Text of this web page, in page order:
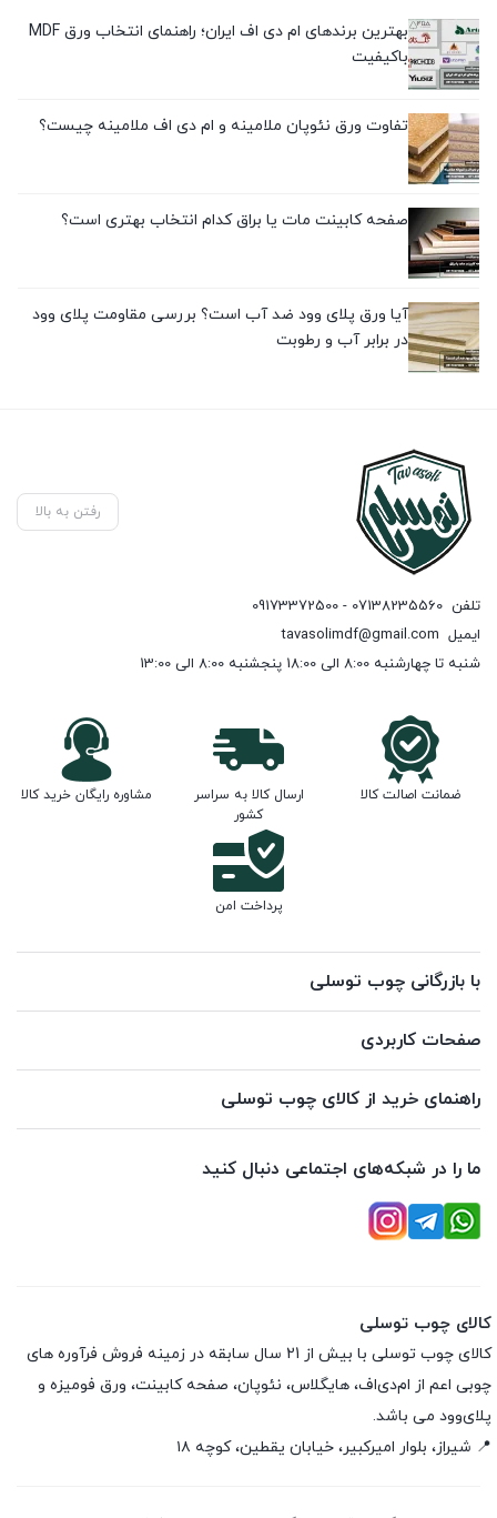
بهترین برندهای ام دی اف ایران؛ راهنمای انتخاب ورق MDF
باکیفیت
تفاوت ورق نئوپان ملامینه و ام دی اف ملامینه چیست؟
صفحه کابینت مات یا براق کدام انتخاب بهتری است؟
آیا ورق پلای وود ضد آب است؟ بررسی مقاومت پلای وود
در برابر آب و رطوبت
رفتن به بالا
تلفن 07138235560 - 09173372500
ایمیل tavasolimdf@gmail.com
شنبه تا چهارشنبه 8:00 الی 18:00 پنجشنبه 8:00 الی 13:00
ضمانت اصالت کالا
ارسال کالا به سراسر
کشور
مشاوره رایگان خرید کالا
پرداخت امن
با بازرگانی چوب توسلی
صفحات کاربردی
راهنمای خرید از کالای چوب توسلی
ما را در شبکه‌های اجتماعی دنبال کنید
کالای چوب توسلی
کالای چوب توسلی با بیش از 21 سال سابقه در زمینه فروش فرآوره های
چوبی اعم از ام‌دی‌اف، هایگلاس، نئوپان، صفحه کابینت، ورق فومیزه و
پلای‌وود می باشد.
📍 شیراز، بلوار امیرکبیر، خیابان یقطین، کوچه ۱۸